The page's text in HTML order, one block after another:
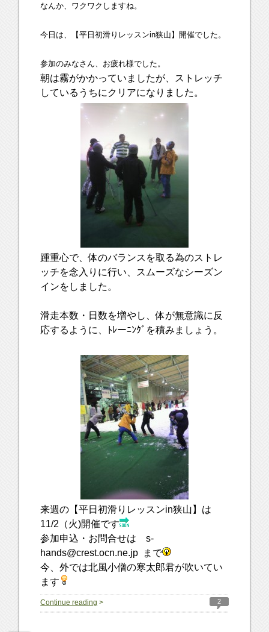
なんか、ワクワクしますね。
今日は、【平日初滑りレッスンin狭山】開催でした。
参加のみなさん、お疲れ様でした。
朝は霧がかかっていましたが、ストレッチ
しているうちにクリアになりました。
踵重心で、体のバランスを取る為のストレ
ッチを念入りに行い、スムーズなシーズン
インをしました。
滑走本数・日数を増やし、体が無意識に反
応するように、ﾄﾚーﾆﾝｸﾞを積みましょう。
来週の【平日初滑りレッスンin狭山】は
11/2（火)開催です
参加申込・お問合せは s-
hands@crest.ocn.ne.jp まで
今、外では北風小僧の寒太郎君が吹いてい
ます
Continue reading > 2